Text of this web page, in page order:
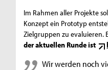
Im Rahmen aller Projekte
Konzept ein Prototyp
Zielgruppen zu evaluieren.
der aktuellen Runde ist
Wir werden noch